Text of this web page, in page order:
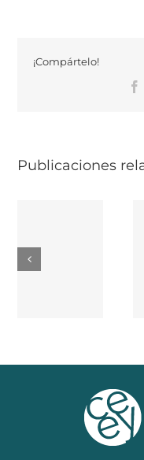
¡Compártelo!
Publicaciones